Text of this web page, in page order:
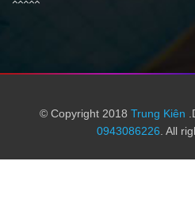
© Copyright 2018 Trung Kiên
0943086226 . All